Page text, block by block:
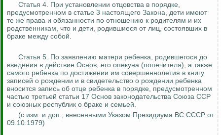
Статья 4. При установлении отцовства в порядке,
предусмотренном в статье 3 настоящего Закона, дети имеют
те же права и обязанности по отношению к родителям и их
родственникам, что и дети, родившиеся от лиц, состоявших в
браке между собой.
Статья 5. По заявлению матери ребенка, родившегося до
введения в действие Основ, его опекуна (попечителя), а также
самого ребенка по достижении им совершеннолетия в книгу
записей о рождении и в свидетельство о рождении ребенка
вносится запись об отце ребенка в порядке, предусмотренном
частью третьей статьи 17 Основ законодательства Союза ССР
и союзных республик о браке и семьей.
(с изм. и доп., внесенными Указом Президиума ВС СССР от
09.10.1979)